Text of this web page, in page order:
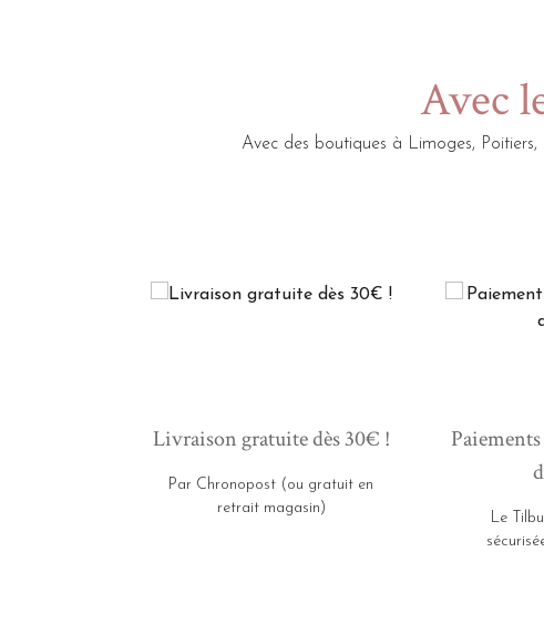
Avec
Avec des boutiques à Limoges,
Livraison gratuite dès 30€ !
Par Chronopost (ou gratuit en
retrait magasin)
Le